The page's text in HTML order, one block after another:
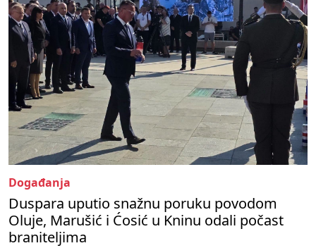
Događanja
Duspara uputio snažnu poruku povodom
Oluje, Marušić i Ćosić u Kninu odali počast
braniteljima